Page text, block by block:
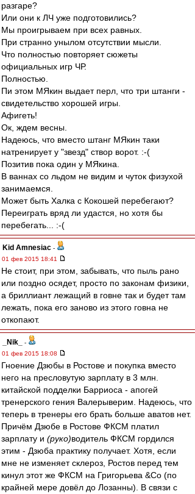
разгаре?
Или они к ЛЧ уже подготовились?
Мы проигрываем при всех равных.
При странно унылом отсутствии мысли.
Что полностью повторяет сюжеты
официальных игр ЧР.
Полностью.
Пи этом МЯкин выдает перл, что три штанги -
свидетельство хорошей игры.
Афигеть!
Ок, ждем весны.
Надеюсь, что вместо штанг МЯкин таки
натренирует у "звезд" створ ворот. :-(
Позитив пока один у МЯкина.
В ваннах со льдом не видим и чуток физухой
занимаемся.
Может быть Халка с Кокошей перебегают?
Переиграть вряд ли удастся, но хотя бы
перебегать... :-(
Kid Amnesiac -
01 фев 2015 18:41
Не стоит, при этом, забывать, что пыль рано
или поздно осядет, просто по законам физики,
а бриллиант лежащий в говне так и будет там
лежать, пока его заново из этого говна не
откопают.
_Nik_
-
01 фев 2015 18:08
Гноение Дзюбы в Ростове и покупка вместо
него на пресловутую зарплату в 3 млн.
китайской подделки Барриоса - апогей
тренерского гения Валерыверим. Надеюсь, что
теперь в тренеры его брать больше аватов нет.
Причём Дзюбе в Ростове ФКСМ платил
зарплату и (руко)водитель ФКСМ гордился
этим - Дзюба практику получает. Хотя, если
мне не изменяет склероз, Ростов перед тем
кинул этот же ФКСМ на Григорьева &Co (по
крайней мере довёл до Лозанны). В связи с